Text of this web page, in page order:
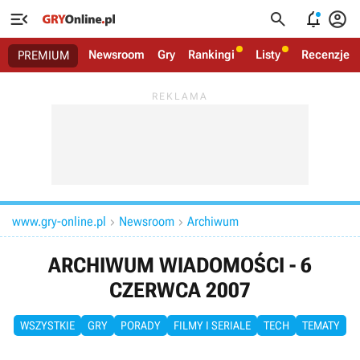
   
PREMIUM Newsroom Gry Rankingi Listy Recenzje
www.gry-online.pl  Newsroom  Archiwum
ARCHIWUM WIADOMOŚCI - 6
CZERWCA 2007
WSZYSTKIE GRY PORADY FILMY I SERIALE TECH TEMATY